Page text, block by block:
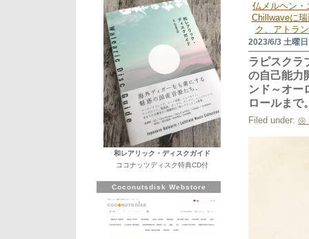
仏メルヘン・
Chillwaveに
ク、アトラ
2023/6/3 土曜日
ラピスクラ
の自己能力
ンド～オー
ロールまで
Filed under: ◎
和レアリック・ディスクガイド
ココナッツディスク特典CD付
Coconutsdisk Webstore